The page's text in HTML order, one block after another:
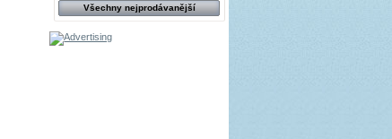
Všechny nejprodávanější